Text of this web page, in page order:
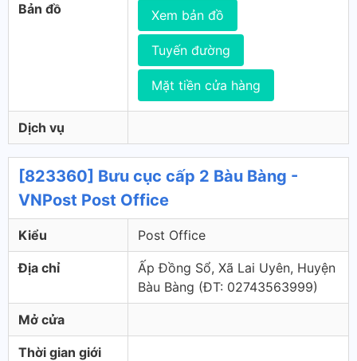
Bản đồ Xem bản đồ
Tuyến đường
Mặt tiền cửa hàng
Dịch vụ
[823360] Bưu cục cấp 2 Bàu Bàng -
VNPost Post Office
Kiểu Post Office
Địa chỉ
Ấp Đồng Sổ, Xã Lai Uyên, Huyện
Bàu Bàng (ÐT: 02743563999)
Mở cửa
Thời gian giới